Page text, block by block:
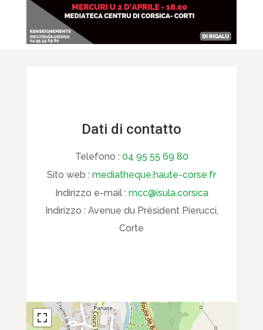
Dati di contatto
Telefono : 04 95 55 69 80
Sito web : mediatheque.haute-corse.fr
Indirizzo e-mail : mcc@isula.corsica
Indirizzo : Avenue du Président Pierucci,
Corte